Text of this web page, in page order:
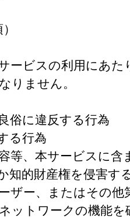
ービスの利用にあた
りません。
俗に違反する行為
る行為
等、本サービスに含
知的財産権を侵害す
ザー、またはその他
ットワークの機能を